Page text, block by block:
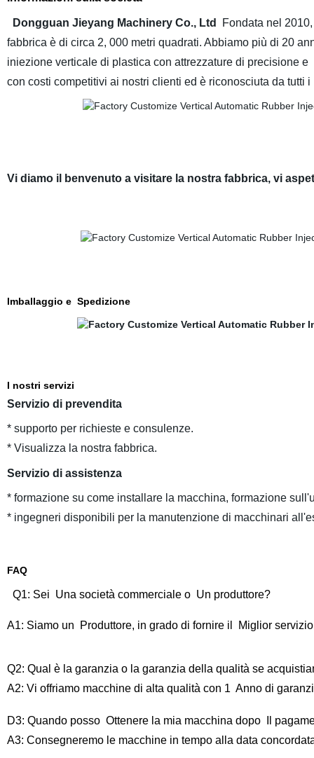
Dongguan Jieyang Machinery Co., Ltd
Fondata nel
fabbrica è di circa 2, 000 metri quadrati. Abbiamo più di 20
iniezione verticale di plastica con attrezzature di precisione
con costi competitivi ai nostri clienti ed è riconosciuta da tutti i
Vi diamo il benvenuto a visitare la nostra fabbrica, vi
Imballaggio e Spedizione
I nostri servizi
Servizio di
* supporto per richieste e consulenze.
* Visualizza la nostra fabbrica.
Servizio di assistenza
* formazione su come installare la macchina, formazione
* ingegneri disponibili per la manutenzione di macchinari
FAQ
Q1: Sei Una società commerciale o Un produttore?
A1: Siamo un Produttore, in grado di fornire il Miglior
Q2: Qual è la garanzia o la garanzia della qualità se
A2: Vi offriamo macchine di alta qualità con 1 Anno di
D3: Quando posso Ottenere la mia macchina dopo Il
A3: Consegneremo le macchine in tempo alla data